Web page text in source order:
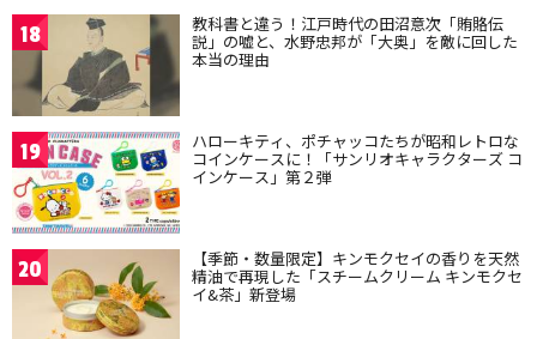
18 教科書と違う！江戸時代の田沼意次「賄賂伝
説」の嘘と、水野忠邦が「大奥」を敵に回した
本当の理由
19 ハローキティ、ポチャッコたちが昭和レトロな
コインケースに！「サンリオキャラクターズ コ
インケース」第２弾
20 【季節・数量限定】キンモクセイの香りを天然
精油で再現した「スチームクリーム キンモクセ
イ&茶」新登場